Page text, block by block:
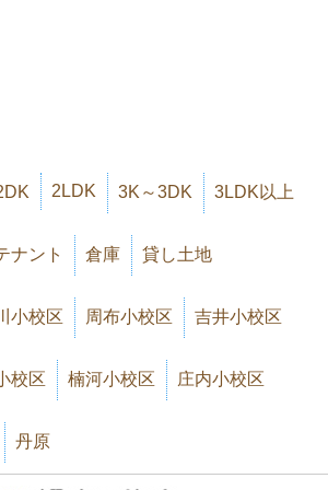
2LDK 3K～3DK 3LDK以上
ナント 倉庫 貸し土地
小校区 周布小校区 吉井小校区
校区 楠河小校区 庄内小校区
丹原